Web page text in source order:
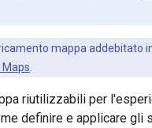
mappa addebitato
Maps
riutilizzabili per
definire e applicare gli